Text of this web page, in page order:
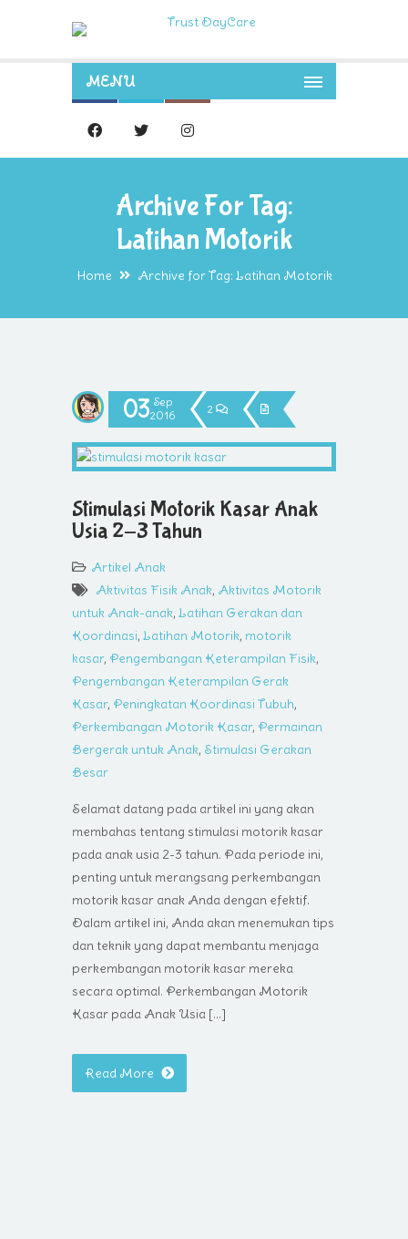
MENU
Archive For Tag:
Latihan Motorik
Home Archive for Tag: Latihan Motorik
03 Sep
2016
2
Stimulasi Motorik Kasar Anak
Usia 2-3 Tahun
Artikel Anak
Aktivitas Fisik Anak, Aktivitas Motorik
untuk Anak-anak, Latihan Gerakan dan
Koordinasi, Latihan Motorik, motorik
kasar, Pengembangan Keterampilan Fisik,
Pengembangan Keterampilan Gerak
Kasar, Peningkatan Koordinasi Tubuh,
Perkembangan Motorik Kasar, Permainan
Bergerak untuk Anak, Stimulasi Gerakan
Besar
Selamat datang pada artikel ini yang akan
membahas tentang stimulasi motorik kasar
pada anak usia 2-3 tahun. Pada periode ini,
penting untuk merangsang perkembangan
motorik kasar anak Anda dengan efektif.
Dalam artikel ini, Anda akan menemukan tips
dan teknik yang dapat membantu menjaga
perkembangan motorik kasar mereka
secara optimal. Perkembangan Motorik
Kasar pada Anak Usia […]
Read More